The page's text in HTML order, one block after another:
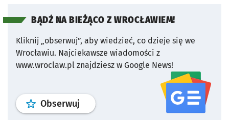
BĄDŹ NA BIEŻĄCO Z WROCŁAWIEM!
Kliknij „obserwuj”, aby wiedzieć, co dzieje się we
Wrocławiu. Najciekawsze wiadomości z
www.wroclaw.pl znajdziesz w Google News!
Obserwuj profil serwisu